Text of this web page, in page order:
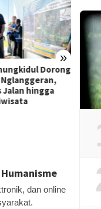
»
Guru SD
Lomba Video
2026
dan online